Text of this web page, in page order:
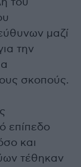
μαζί
την
σκοπούς.
επίπεδο
και
τέθηκαν